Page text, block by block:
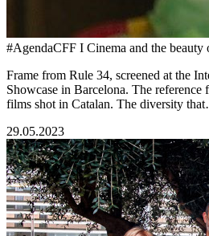
#AgendaCFF I Cinema and the beauty
Frame from Rule 34, screened at the
Showcase in Barcelona. The
films shot in Catalan. The diversity
29.05.2023